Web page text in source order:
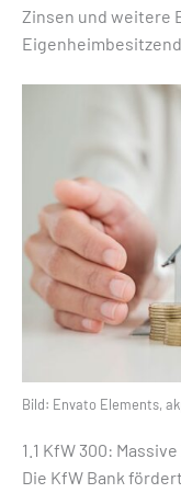
Zinsen und weitere
Bild: Envato Elements,
1.1 KfW 300:
Die KfW Bank